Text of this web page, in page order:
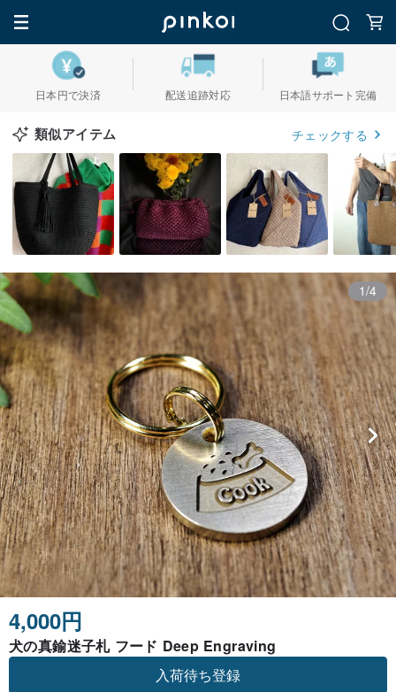
日本円で決済 配送追跡対応 日本語サポート完備
類似アイテム チェックする
1/4
4,000円
犬の真鍮迷子札 フード Deep Engraving
入荷待ち登録